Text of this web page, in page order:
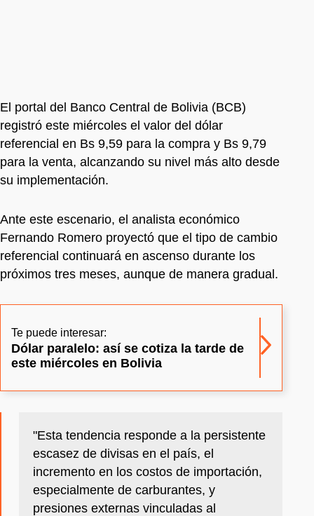
El portal del Banco Central de Bolivia (BCB)
registró este miércoles el valor del dólar
referencial en Bs 9,59 para la compra y Bs 9,79
para la venta, alcanzando su nivel más alto desde
su implementación.
Ante este escenario, el analista económico
Fernando Romero proyectó que el tipo de cambio
referencial continuará en ascenso durante los
próximos tres meses, aunque de manera gradual.
Te puede interesar:
Dólar paralelo: así se cotiza la tarde de
este miércoles en Bolivia
"Esta tendencia responde a la persistente
escasez de divisas en el país, el
incremento en los costos de importación,
especialmente de carburantes, y
presiones externas vinculadas al